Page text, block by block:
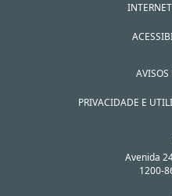
AVISOS
PRIVACIDADE E
Avenida
1200-